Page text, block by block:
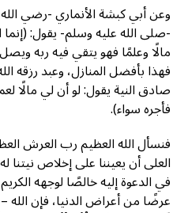
وعن أبي كبشة الأنماري -رضي
-صلى الله عليه وسلم- يقول: (إنما
مالًا وعلمًا فهو يتقي فيه ربه
فهذا بأفضل المنازل، وعبد رزقه
صادق النية يقول: لو أن لي مالًا
فأجره سواء).
فنسأل الله العظيم رب العرش
العلى أن يعيننا على إخلاص نيتنا
في الدعوة إليه خالصًا لوجهه
عرضًا من أعراض الدنيا، فإن